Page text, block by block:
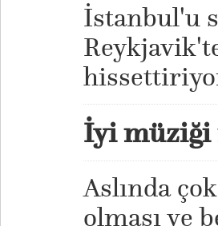
İstanbul'u
İyi müziği
Aslında
olması ve